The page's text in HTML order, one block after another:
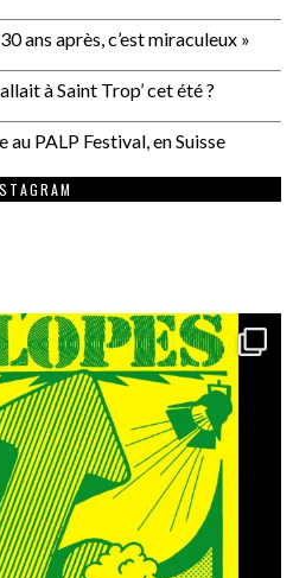
ans après, c’est miraculeux »
à Saint Trop’ cet été ?
PALP Festival, en Suisse